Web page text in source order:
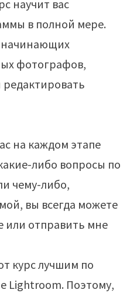
научит вас
в полной мере.
начинающих
фотографов,
на каждом этапе
либо вопросы по
чему-либо,
вы всегда можете
или отправить мне
курс лучшим по
Lightroom. Поэтому,